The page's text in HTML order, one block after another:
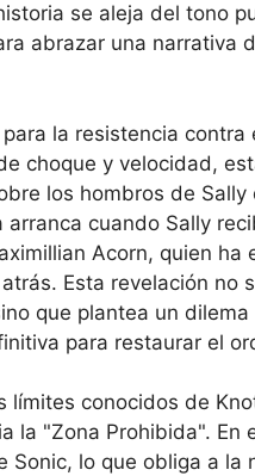
se aleja del tono
abrazar una narrativa
la resistencia contra
choque y velocidad,
los hombros de
cuando Sally
Acorn, quien ha
Esta revelación no
que plantea un
para restaurar el
conocidos de
la "Zona Prohibida". En
lo que obliga a la